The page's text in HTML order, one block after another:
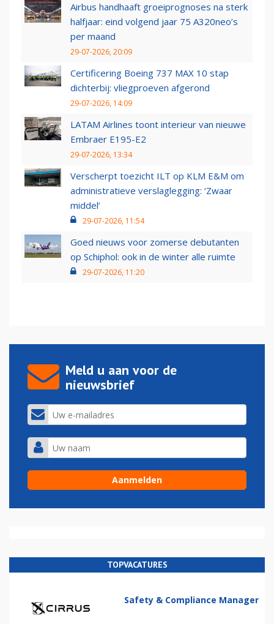
Airbus handhaaft groeiprognoses na sterk
halfjaar: eind volgend jaar 75 A320neo’s
per maand
29-07-2026, 20:09
Certificering Boeing 737 MAX 10 stap
dichterbij: vliegproeven afgerond
29-07-2026, 14:09
LATAM Airlines toont interieur van nieuwe
Embraer E195-E2
29-07-2026, 13:34
Verscherpt toezicht ILT op KLM E&M om
administratieve verslaglegging: ‘Zwaar
middel’
29-07-2026, 11:54
Goed nieuws voor zomerse debutanten
op Schiphol: ook in de winter alle ruimte
29-07-2026, 11:20
Meld u aan voor de
nieuwsbrief
TOPVACATURES
Safety & Compliance Manager